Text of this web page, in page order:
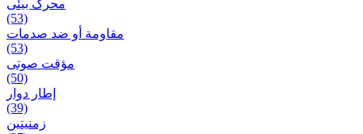
محرک بیئی
(53)
مقاومة أو ضد صدمات
(53)
مؤقت صوتی
(50)
إطار دوار
(39)
زمنیتین